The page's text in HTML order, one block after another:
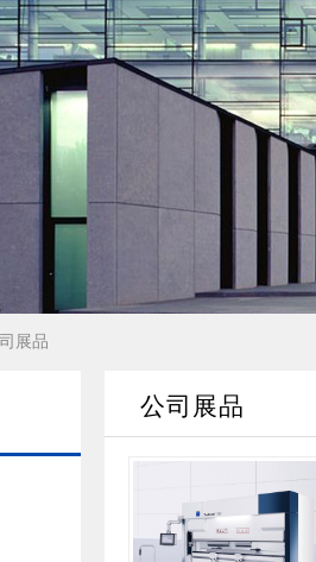
展品
公司展品